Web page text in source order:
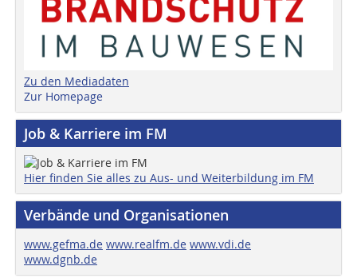
Zu den Mediadaten
Zur Homepage
Job & Karriere im FM
Hier finden Sie alles zu Aus- und Weiterbildung im FM
Verbände und Organisationen
www.gefma.de www.realfm.de www.vdi.de
www.dgnb.de